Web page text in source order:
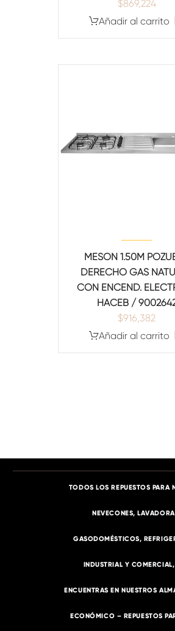
$869,224
Añadir al carrito
MESON 1.50M
DERECHO GAS
CON ENCEND.
HACEB /
$916,382
Añadir al carrito
TODOS LOS REPUESTOS PARA
NEVECONES,
GASODOMÉSTICOS,
INDUSTRIAL Y
ENCUENTRAS EN NUESTROS
ECONÓMICO – REPUESTOS